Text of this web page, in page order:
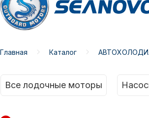
Главная Каталог
Все лодочные моторы